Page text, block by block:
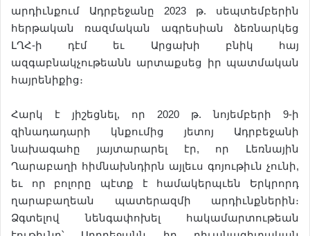
արդիւնքում Ադրբեջանը 2023 թ. սեպտեմբերին
հերթական ռազմական ագրեսիան ձեռնարկեց
ԼՂՀ-ի դէմ եւ Արցախի բնիկ հայ
ազգաբնակչութեանն արտաքսեց իր պատմական
հայրենիքից։
Հարկ է յիշեցնել, որ 2020 թ. նոյեմբերի 9-ի
զինադադարի կնքումից յետոյ Ադրբեջանի
նախագահը յայտարարել էր, որ Լեռնային
Ղարաբաղի հիմնախնդիրն այլեւս գոյութիւն չունի,
եւ որ բոլորը պէտք է համակերպւեն Երկրորդ
ղարաբաղեան պատերազմի արդիւնքներին։
Ձգտելով նենգափոխել հակամարտութեան